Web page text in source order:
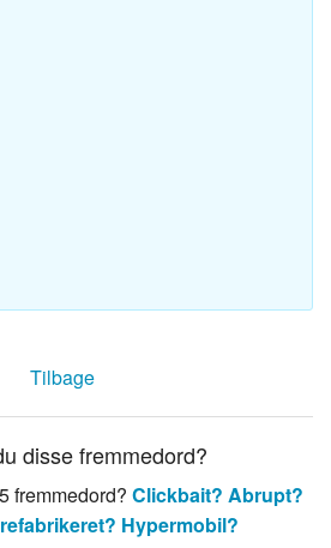
Tilbage
disse fremmedord?
fremmedord? Clickbait? Abrupt?
Hypermobil?